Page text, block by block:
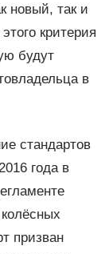
новый, так и
критерия
будут
в
стандартов
года в
призван